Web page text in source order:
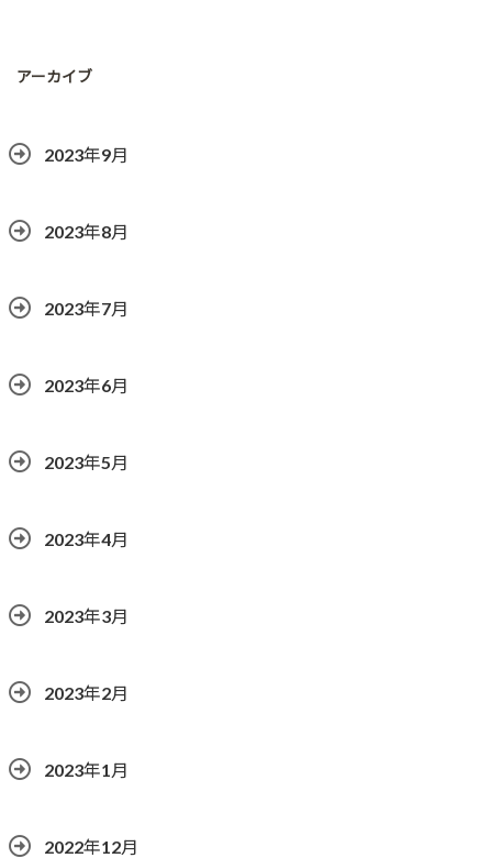
アーカイブ
2023年9月
2023年8月
2023年7月
2023年6月
2023年5月
2023年4月
2023年3月
2023年2月
2023年1月
2022年12月